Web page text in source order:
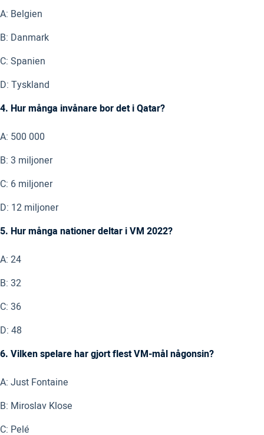
A: Belgien
B: Danmark
C: Spanien
D: Tyskland
4. Hur många invånare bor det i Qatar?
A: 500 000
B: 3 miljoner
C: 6 miljoner
D: 12 miljoner
5. Hur många nationer deltar i VM 2022?
A: 24
B: 32
C: 36
D: 48
6. Vilken spelare har gjort flest VM-mål någonsin?
A: Just Fontaine
B: Miroslav Klose
C: Pelé